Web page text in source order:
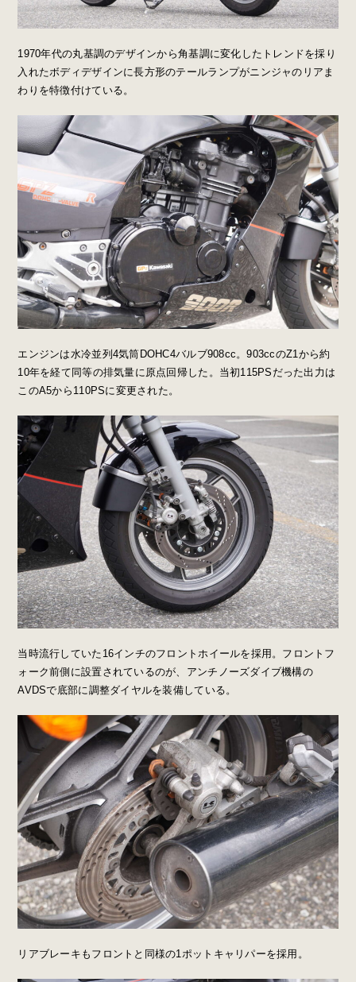
1970年代の丸基調のデザインから角基調に変化したトレンドを採り
入れたボディデザインに長方形のテールランプがニンジャのリアま
わりを特徴付けている。
エンジンは水冷並列4気筒DOHC4バルブ908cc。903ccのZ1から約
10年を経て同等の排気量に原点回帰した。当初115PSだった出力は
このA5から110PSに変更された。
当時流行していた16インチのフロントホイールを採用。フロントフ
ォーク前側に設置されているのが、アンチノーズダイブ機構の
AVDSで底部に調整ダイヤルを装備している。
リアブレーキもフロントと同様の1ポットキャリパーを採用。